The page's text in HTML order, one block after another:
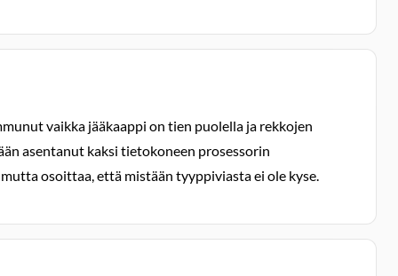
vaikka jääkaappi on tien puolella ja rekkojen
asentanut kaksi tietokoneen prosessorin
osoittaa, että mistään tyyppiviasta ei ole kyse.